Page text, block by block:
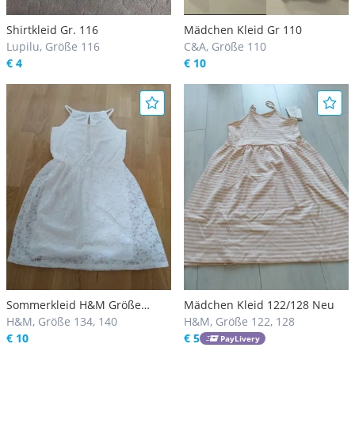
Shirtkleid Gr. 116
Lupilu, Größe 116
€ 4
Mädchen Kleid Gr 110
C&A, Größe 110
€ 10
Sommerkleid H&M Größe
134/140
H&M, Größe 134, 140
€ 10
Mädchen Kleid 122/128 Neu
H&M, Größe 122, 128
€ 5
PayLivery